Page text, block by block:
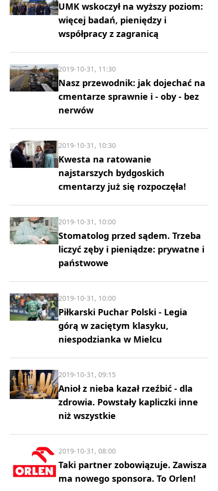
UMK wskoczył na wyższy poziom:
więcej badań, pieniędzy i
współpracy z zagranicą
Nasz przewodnik: jak dojechać na
cmentarze sprawnie i - oby - bez
nerwów
2019-10-31, 11:30
Kwesta na ratowanie
najstarszych bydgoskich
cmentarzy już się rozpoczęła!
2019-10-31, 10:30
Stomatolog przed sądem. Trzeba
liczyć zęby i pieniądze: prywatne i
państwowe
2019-10-31, 10:00
Piłkarski Puchar Polski - Legia
górą w zaciętym klasyku,
niespodzianka w Mielcu
2019-10-31, 10:00
Anioł z nieba kazał rzeźbić - dla
zdrowia. Powstały kapliczki inne
niż wszystkie
2019-10-31, 09:15
Taki partner zobowiązuje. Zawisza
ma nowego sponsora. To Orlen!
2019-10-31, 08:00